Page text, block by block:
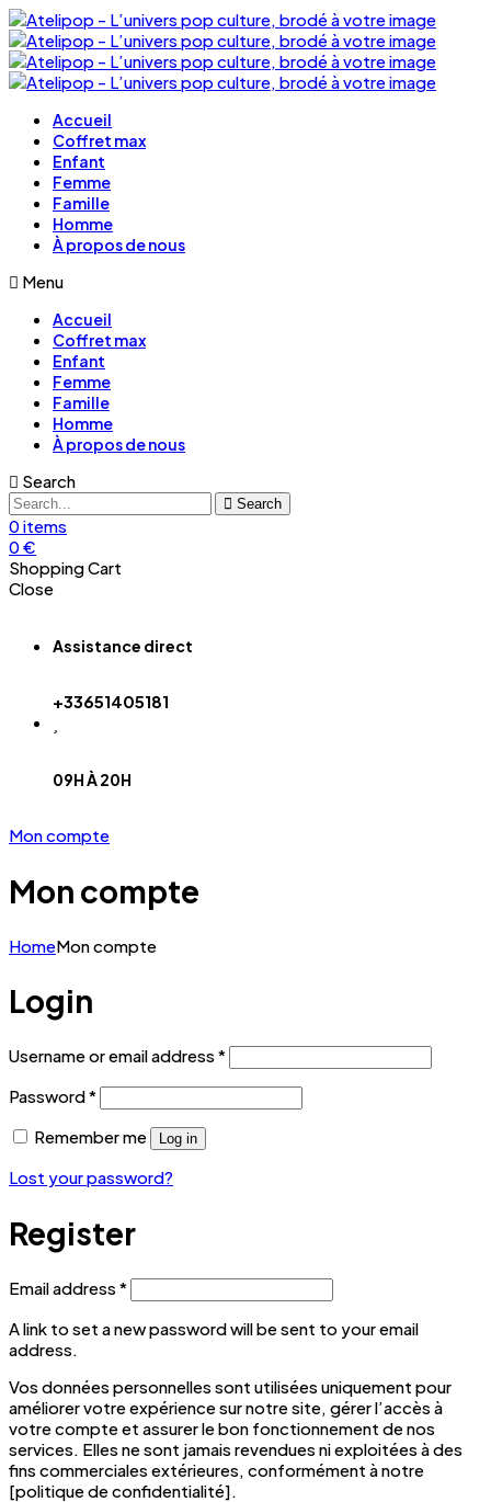
Accueil
Coffret max
Enfant
Femme
Famille
Homme
À propos de nous
Menu
Accueil
Coffret max
Enfant
Femme
Famille
Homme
À propos de nous
Search
Search
0items
0€
Shopping Cart
Close
Assistance direct
+33651405181
09H À 20H
Mon compte
Mon compte
HomeMon compte
Login
Username or email address *Required
Password*Required
Remember me
Log in
Lost your password?
Register
Email address *Required
A link to set a new password will be sent to your email
address.
Vos données personnelles sont utilisées uniquement pour
améliorer votre expérience sur notre site, gérer l’accès à
votre compte et assurer le bon fonctionnement de nos
services. Elles ne sont jamais revendues ni exploitées à des
fins commerciales extérieures, conformément à notre
[politique de confidentialité].